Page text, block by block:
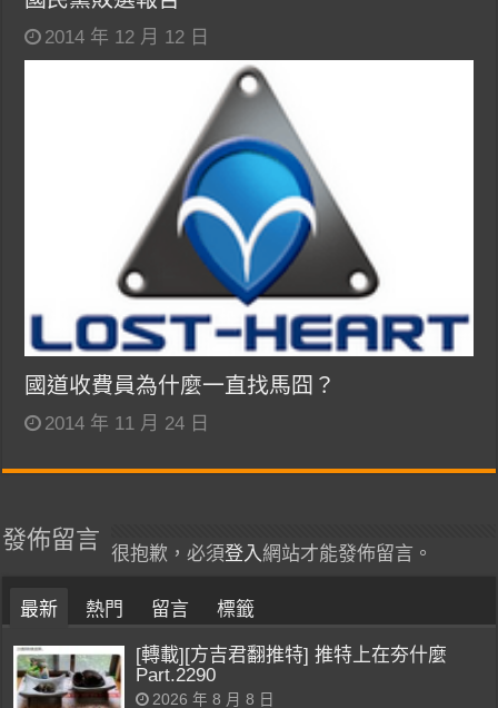
2014 年 12 月 12 日
國道收費員為什麼一直找馬囧？
2014 年 11 月 24 日
發佈留言
很抱歉，必須登入網站才能發佈留言。
最新 熱門 留言 標籤
[轉載][方吉君翻推特] 推特上在夯什麼
Part.2290
2026 年 8 月 8 日